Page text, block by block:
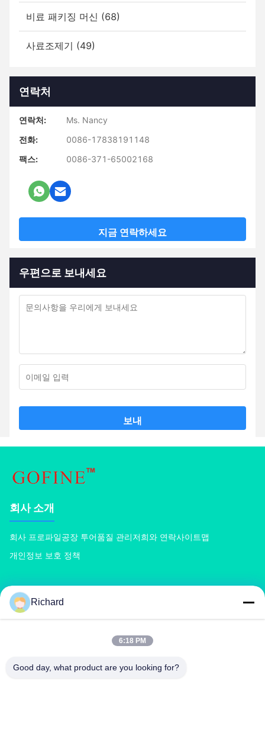
비료 패키징 머신 (68)
사료조제기 (49)
연락처
연락처:
Ms. Nancy
전화:
0086-17838191148
팩스:
0086-371-65002168
지금 연락하세요
우편으로 보내세요
보내
회사 소개
회사 프로파일공장 투어품질 관리저희와 연락사이트맵
개인정보 보호 정책
상품
콤포스트 비료 기계복합 비료 생산 라인유기 비료 생산 라인
더블 롤러 비료 과립기
Richard
6:18 PM
Good day, what product are you looking for?